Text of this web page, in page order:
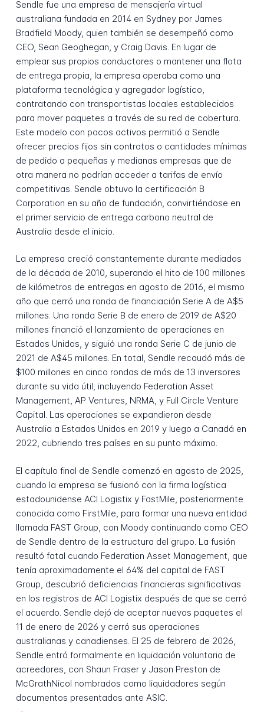
Sendle fue una empresa de mensajería virtual
australiana fundada en 2014 en Sydney por James
Bradfield Moody, quien también se desempeñó como
CEO, Sean Geoghegan, y Craig Davis. En lugar de
emplear sus propios conductores o mantener una flota
de entrega propia, la empresa operaba como una
plataforma tecnológica y agregador logístico,
contratando con transportistas locales establecidos
para mover paquetes a través de su red de cobertura.
Este modelo con pocos activos permitió a Sendle
ofrecer precios fijos sin contratos o cantidades mínimas
de pedido a pequeñas y medianas empresas que de
otra manera no podrían acceder a tarifas de envío
competitivas. Sendle obtuvo la certificación B
Corporation en su año de fundación, convirtiéndose en
el primer servicio de entrega carbono neutral de
Australia desde el inicio.
La empresa creció constantemente durante mediados
de la década de 2010, superando el hito de 100 millones
de kilómetros de entregas en agosto de 2016, el mismo
año que cerró una ronda de financiación Serie A de A$5
millones. Una ronda Serie B de enero de 2019 de A$20
millones financió el lanzamiento de operaciones en
Estados Unidos, y siguió una ronda Serie C de junio de
2021 de A$45 millones. En total, Sendle recaudó más de
$100 millones en cinco rondas de más de 13 inversores
durante su vida útil, incluyendo Federation Asset
Management, AP Ventures, NRMA, y Full Circle Venture
Capital. Las operaciones se expandieron desde
Australia a Estados Unidos en 2019 y luego a Canadá en
2022, cubriendo tres países en su punto máximo.
El capítulo final de Sendle comenzó en agosto de 2025,
cuando la empresa se fusionó con la firma logística
estadounidense ACI Logistix y FastMile, posteriormente
conocida como FirstMile, para formar una nueva entidad
llamada FAST Group, con Moody continuando como CEO
de Sendle dentro de la estructura del grupo. La fusión
resultó fatal cuando Federation Asset Management, que
tenía aproximadamente el 64% del capital de FAST
Group, descubrió deficiencias financieras significativas
en los registros de ACI Logistix después de que se cerró
el acuerdo. Sendle dejó de aceptar nuevos paquetes el
11 de enero de 2026 y cerró sus operaciones
australianas y canadienses. El 25 de febrero de 2026,
Sendle entró formalmente en liquidación voluntaria de
acreedores, con Shaun Fraser y Jason Preston de
McGrathNicol nombrados como liquidadores según
documentos presentados ante ASIC.